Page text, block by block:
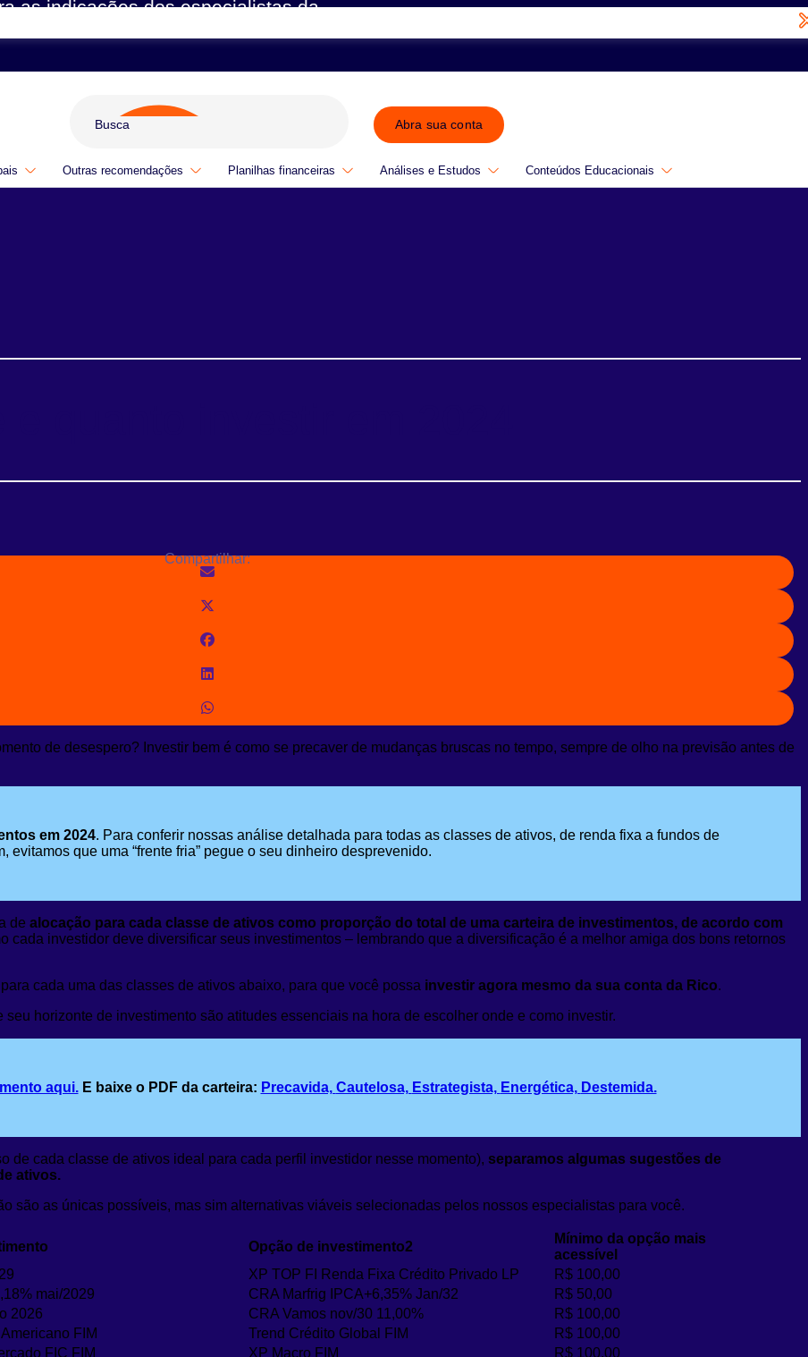
as indicações dos especialistas da
Abra sua conta
Outras recomendações Planilhas financeiras Análises e Estudos Conteúdos Educacionais
Compartilhar:
de desespero? Investir bem é como se precaver de mudanças bruscas no tempo, sempre de olho na previsão antes de
em 2024. Para conferir nossas análise detalhada para todas as classes de ativos, de renda fixa a fundos de
evitamos que uma “frente fria” pegue o seu dinheiro desprevenido.
de alocação para cada classe de ativos como proporção do total de uma carteira de investimentos, de acordo com
cada investidor deve diversificar seus investimentos – lembrando que a diversificação é a melhor amiga dos bons retornos
para cada uma das classes de ativos abaixo, para que você possa investir agora mesmo da sua conta da Rico.
seu horizonte de investimento são atitudes essenciais na hora de escolher onde e como investir.
aqui.E baixe o PDF da carteira: Precavida, Cautelosa, Estrategista, Energética, Destemida.
de cada classe de ativos ideal para cada perfil investidor nesse momento), separamos algumas sugestões de
ativos.
são as únicas possíveis, mas sim alternativas viáveis selecionadas pelos nossos especialistas para você.
Opção de investimento2
Mínimo da opção mais
acessível
XP TOP FI Renda Fixa Crédito Privado LP
R$ 100,00
mai/2029 CRA Marfrig IPCA+6,35% Jan/32
R$ 50,00
2026 CRA Vamos nov/30 11,00%
R$ 100,00
FIM Trend Crédito Global FIM
R$ 100,00
FIC FIM XP Macro FIM
R$ 100,00